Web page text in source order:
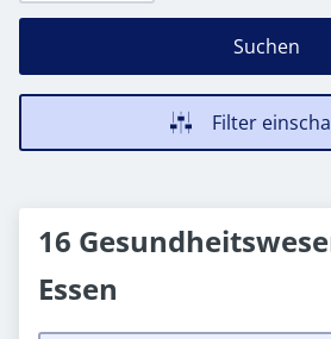
Suchen
Filter
16
Essen